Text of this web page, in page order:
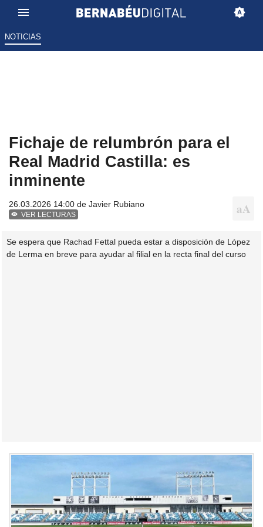
NOTICIAS
Fichaje de relumbrón para el
Real Madrid Castilla: es
inminente
26.03.2026 14:00 de Javier Rubiano
VER LECTURAS
Se espera que Rachad Fettal pueda estar a disposición de López
de Lerma en breve para ayudar al filial en la recta final del curso